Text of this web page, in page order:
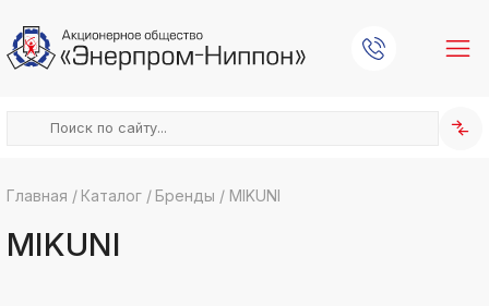
ksldkfjsdlfkjsls;ldfkgjsdl;kfkфыва
Главная / Каталог / Бренды / MIKUNI
MIKUNI